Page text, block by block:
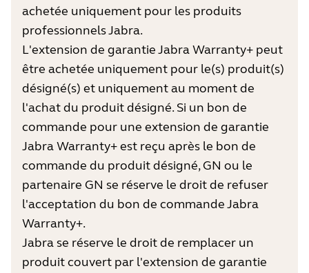
achetée uniquement pour les produits
professionnels Jabra.
L'extension de garantie Jabra Warranty+ peut
être achetée uniquement pour le(s) produit(s)
désigné(s) et uniquement au moment de
l'achat du produit désigné. Si un bon de
commande pour une extension de garantie
Jabra Warranty+ est reçu après le bon de
commande du produit désigné, GN ou le
partenaire GN se réserve le droit de refuser
l'acceptation du bon de commande Jabra
Warranty+.
Jabra se réserve le droit de remplacer un
produit couvert par l'extension de garantie